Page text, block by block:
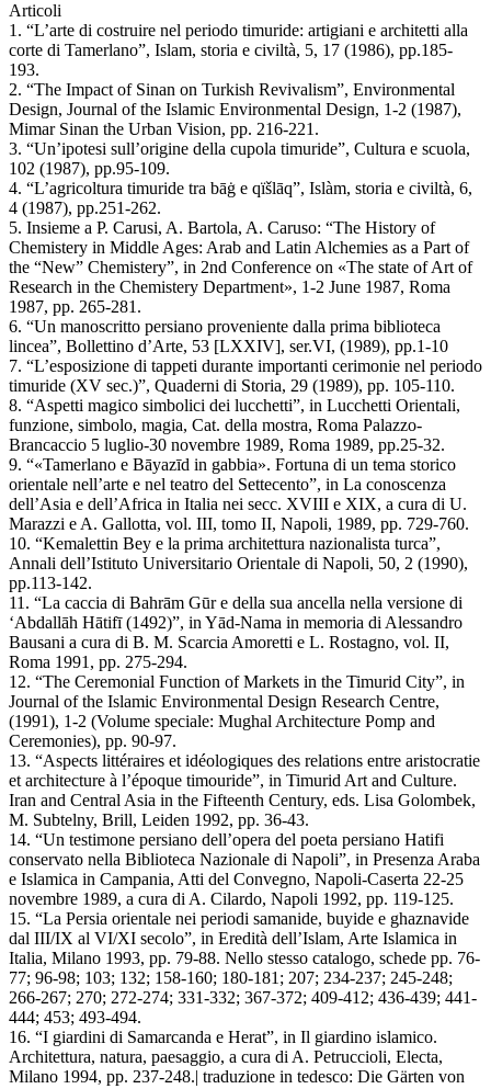
Articoli
1. “L’arte di costruire nel periodo timuride: artigiani e architetti alla
corte di Tamerlano”, Islam, storia e civiltà, 5, 17 (1986), pp.185-
193.
2. “The Impact of Sinan on Turkish Revivalism”, Environmental
Design, Journal of the Islamic Environmental Design, 1-2 (1987),
Mimar Sinan the Urban Vision, pp. 216-221.
3. “Un’ipotesi sull’origine della cupola timuride”, Cultura e scuola,
102 (1987), pp.95-109.
4. “L’agricoltura timuride tra bāġ e qïšlāq”, Islàm, storia e civiltà, 6,
4 (1987), pp.251-262.
5. Insieme a P. Carusi, A. Bartola, A. Caruso: “The History of
Chemistery in Middle Ages: Arab and Latin Alchemies as a Part of
the “New” Chemistery”, in 2nd Conference on «The state of Art of
Research in the Chemistery Department», 1-2 June 1987, Roma
1987, pp. 265-281.
6. “Un manoscritto persiano proveniente dalla prima biblioteca
lincea”, Bollettino d’Arte, 53 [LXXIV], ser.VI, (1989), pp.1-10
7. “L’esposizione di tappeti durante importanti cerimonie nel periodo
timuride (XV sec.)”, Quaderni di Storia, 29 (1989), pp. 105-110.
8. “Aspetti magico simbolici dei lucchetti”, in Lucchetti Orientali,
funzione, simbolo, magia, Cat. della mostra, Roma Palazzo-
Brancaccio 5 luglio-30 novembre 1989, Roma 1989, pp.25-32.
9. “«Tamerlano e Bāyazīd in gabbia». Fortuna di un tema storico
orientale nell’arte e nel teatro del Settecento”, in La conoscenza
dell’Asia e dell’Africa in Italia nei secc. XVIII e XIX, a cura di U.
Marazzi e A. Gallotta, vol. III, tomo II, Napoli, 1989, pp. 729-760.
10. “Kemalettin Bey e la prima architettura nazionalista turca”,
Annali dell’Istituto Universitario Orientale di Napoli, 50, 2 (1990),
pp.113-142.
11. “La caccia di Bahrām Gūr e della sua ancella nella versione di
‘Abdallāh Hātifī (1492)”, in Yād-Nama in memoria di Alessandro
Bausani a cura di B. M. Scarcia Amoretti e L. Rostagno, vol. II,
Roma 1991, pp. 275-294.
12. “The Ceremonial Function of Markets in the Timurid City”, in
Journal of the Islamic Environmental Design Research Centre,
(1991), 1-2 (Volume speciale: Mughal Architecture Pomp and
Ceremonies), pp. 90-97.
13. “Aspects littéraires et idéologiques des relations entre aristocratie
et architecture à l’époque timouride”, in Timurid Art and Culture.
Iran and Central Asia in the Fifteenth Century, eds. Lisa Golombek,
M. Subtelny, Brill, Leiden 1992, pp. 36-43.
14. “Un testimone persiano dell’opera del poeta persiano Hatifi
conservato nella Biblioteca Nazionale di Napoli”, in Presenza Araba
e Islamica in Campania, Atti del Convegno, Napoli-Caserta 22-25
novembre 1989, a cura di A. Cilardo, Napoli 1992, pp. 119-125.
15. “La Persia orientale nei periodi samanide, buyide e ghaznavide
dal III/IX al VI/XI secolo”, in Eredità dell’Islam, Arte Islamica in
Italia, Milano 1993, pp. 79-88. Nello stesso catalogo, schede pp. 76-
77; 96-98; 103; 132; 158-160; 180-181; 207; 234-237; 245-248;
266-267; 270; 272-274; 331-332; 367-372; 409-412; 436-439; 441-
444; 453; 493-494.
16. “I giardini di Samarcanda e Herat”, in Il giardino islamico.
Architettura, natura, paesaggio, a cura di A. Petruccioli, Electa,
Milano 1994, pp. 237-248.| traduzione in tedesco: Die Gärten von